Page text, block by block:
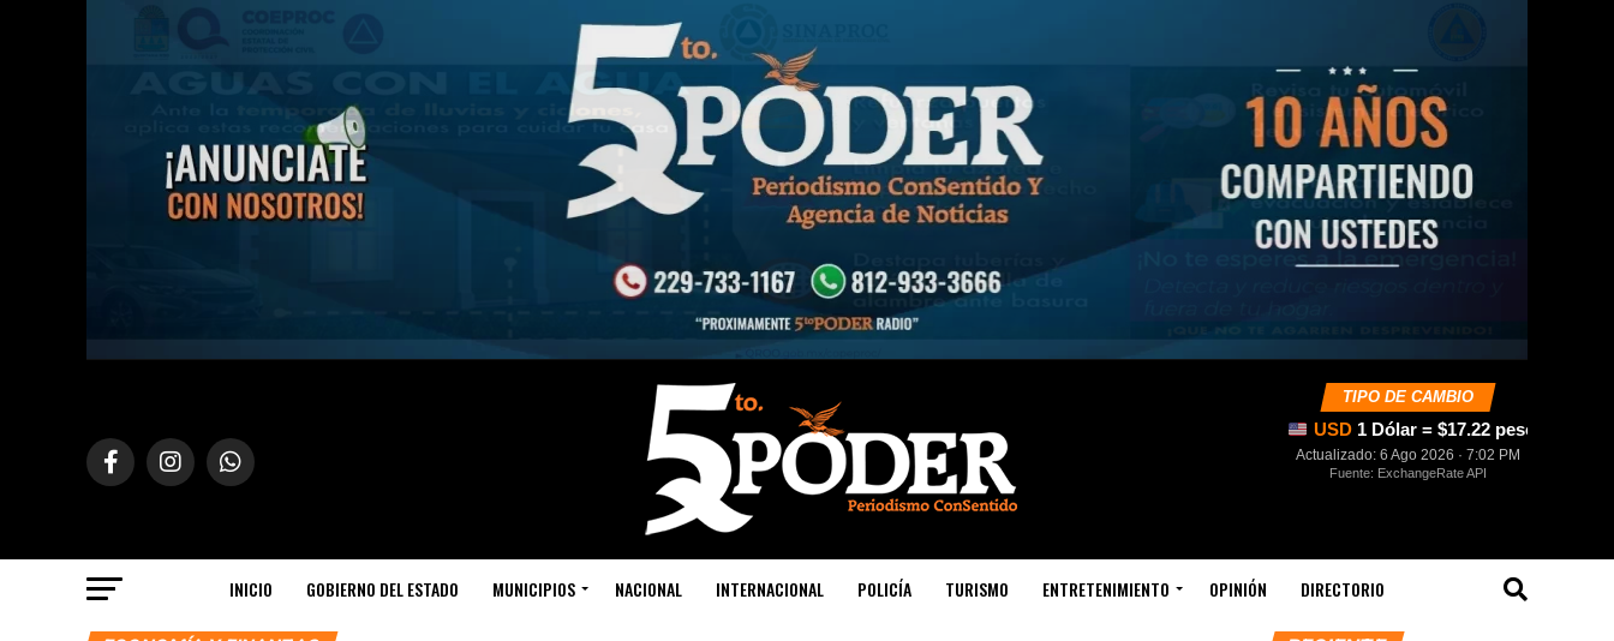
TIPO DE CAMBIO
USD 1 Dólar = $17.22 pesos
Actualizado: 6 Ago 2026 · 7:02 PM
Fuente: ExchangeRate API
INICIO GOBIERNO DEL ESTADO MUNICIPIOS NACIONAL INTERNACIONAL POLICÍA TURISMO ENTRETENIMIENTO OPINIÓN DIRECTORIO